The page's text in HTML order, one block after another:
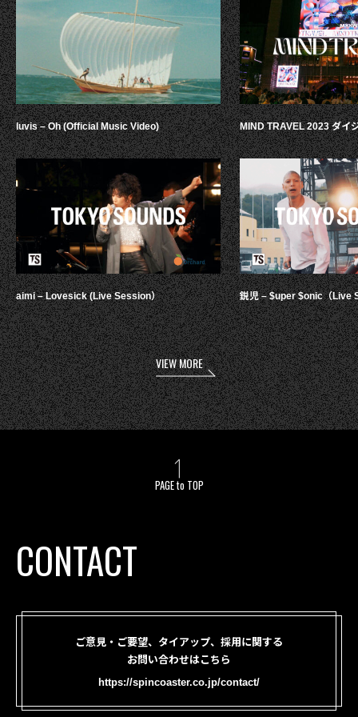
luvis – Oh (Official Music Video)
aimi – Lovesick (Live Session）
MIND TRAVEL 2023 ダイ
鋭児 – $uper $onic（Live
VIEW MORE
PAGE to TOP
CONTACT
ご意見・ご要望、タイアップ、採用に関する
お問い合わせはこちら
https://spincoaster.co.jp/contact/